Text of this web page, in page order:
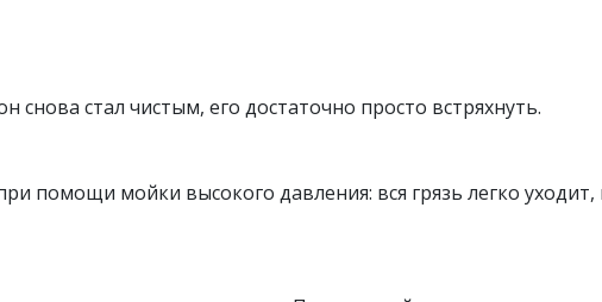
снова стал чистым, его достаточно просто встряхнуть.
помощи мойки высокого давления: вся грязь легко уходит,